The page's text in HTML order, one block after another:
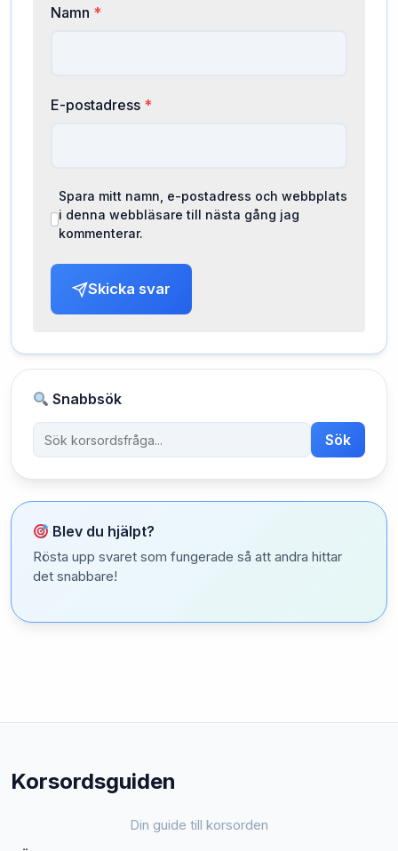
Namn *
E-postadress *
Spara mitt namn, e-postadress och webbplats
i denna webbläsare till nästa gång jag
kommenterar.
Skicka svar
Snabbsök
Sök
Blev du hjälpt?
Rösta upp svaret som fungerade så att andra hittar
det snabbare!
Korsordsguiden
Din guide till korsorden